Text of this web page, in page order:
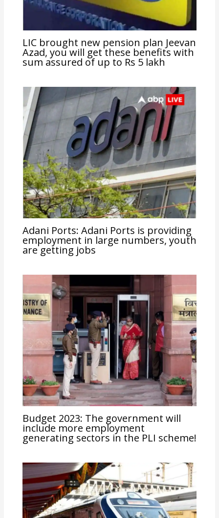
LIC brought new pension plan Jeevan
Azad, you will get these benefits with
sum assured of up to Rs 5 lakh
Adani Ports: Adani Ports is providing
employment in large numbers, youth
are getting jobs
Budget 2023: The government will
include more employment
generating sectors in the PLI scheme!